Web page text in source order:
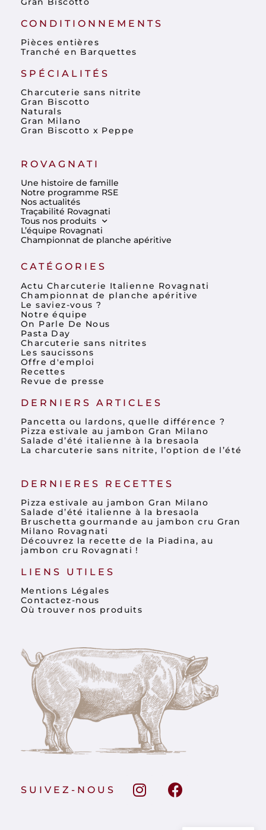
CONDITIONNEMENTS
Pièces entières
Tranché en Barquettes
SPÉCIALITÉS
Charcuterie sans nitrite
Gran Biscotto
Naturals
Gran Milano
Gran Biscotto x Peppe
ROVAGNATI
Une histoire de famille
Notre programme RSE
Nos actualités
Traçabilité Rovagnati
Tous nos produits
L’équipe Rovagnati
Championnat de planche apéritive
CATÉGORIES
Actu Charcuterie Italienne Rovagnati
Championnat de planche apéritive
Le saviez-vous ?
Notre équipe
On Parle De Nous
Pasta Day
Charcuterie sans nitrites
Les saucissons
Offre d'emploi
Recettes
Revue de presse
DERNIERS ARTICLES
Pancetta ou lardons, quelle différence ?
Pizza estivale au jambon Gran Milano
Salade d’été italienne à la bresaola
La charcuterie sans nitrite, l’option de l’été
DERNIERES RECETTES
Pizza estivale au jambon Gran Milano
Salade d’été italienne à la bresaola
Bruschetta gourmande au jambon cru Gran
Milano Rovagnati
Découvrez la recette de la Piadina, au
jambon cru Rovagnati !
LIENS UTILES
Mentions Légales
Contactez-nous
Où trouver nos produits
SUIVEZ-NOUS